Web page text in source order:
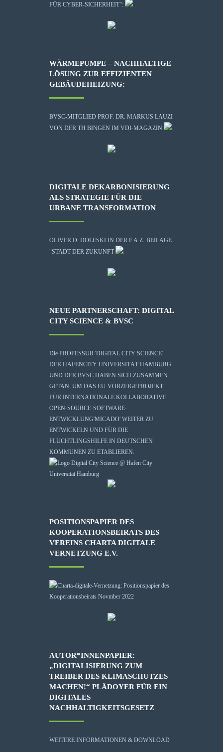
FÜR CYBER-SICHERHEIT":
WÄRMEPUMPE – NACHHALTIGE
LÖSUNG ZUR EFFIZIENTEN
GEBÄUDEHEIZUNG:
BVSC-MITGLIED PROF. DR. MARKUS LAUZI
VON DER TH BINGEN IM VDI-MAGAZIN
DIGITALE DEKARBONISIERUNG
ALS STRATEGIE FÜR DIE
URBANE TRANSFORMATION
OLIVER D. DOLESKI IN DER F.A.Z.-BEILAGE
"STADT DER ZUKUNFT
NEUE PARTNERSCHAFT: DIGITAL
CITY SCIENCE & BVSC
Die PROFESSUR 'DIGITAL CITY SCIENCE'
DER HAFENCITY UNIVERSITÄT HAMBURG
UND DER BVSC HABEN SICH ZUSAMMEN
GETAN, UM DAS EU-VORZEIGEPROJEKT
FÜR INTERNATIONALE KOLLABORATIVE
OPEN-SOURCE-SOFTWARE-
ENTWICKLUNG'MICADO' WEITER ZU
ENTWICKELN UND FÜR DIE
FLÜCHTLINGSHILFE IN DEUTSCHEN
KOMMUNEN ZU ETABLIEREN.
POSITIONSPAPIER DES
KOOPERATIONSBEIRATS DES
VEREINS CHARTA DIGITALE
VERNETZUNG E.V.
AUTOR*INNENPAPIER:
„DIGITALISIERUNG ZUM
TREIBER DES KLIMASCHUTZES
MACHEN!“ PLÄDOYER FÜR EIN
DIGITALES
NACHHALTIGKEITSGESETZ
WEITERE INFORMATIONEN & DOWNLOAD